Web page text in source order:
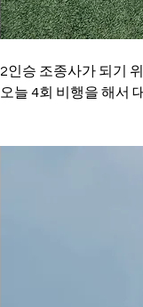
2인승 조종사가 되기
오늘 4회 비행을 해서